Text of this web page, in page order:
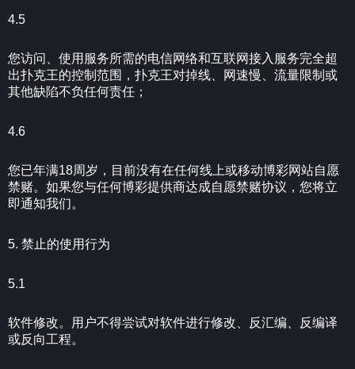
4.5
您访问、使用服务所需的电信网络和互联网接入服务完全超
出扑克王的控制范围，扑克王对掉线、网速慢、流量限制或
其他缺陷不负任何责任；
4.6
您已年满18周岁，目前没有在任何线上或移动博彩网站自愿
禁赌。如果您与任何博彩提供商达成自愿禁赌协议，您将立
即通知我们。
5. 禁止的使用行为
5.1
软件修改。用户不得尝试对软件进行修改、反汇编、反编译
或反向工程。